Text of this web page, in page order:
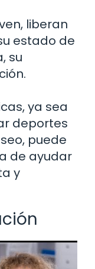
liberan
estado de
su
ya sea
deportes
puede
de ayudar
y